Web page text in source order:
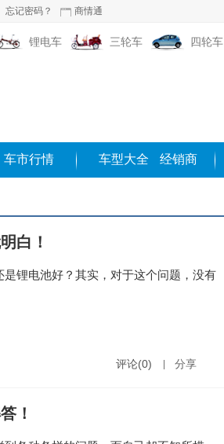
忘记密码？ 商情通
锂电车 三轮车 四轮车
车市行情 车型大全 经销商
白！
锂电池好？其实，对于这个问题，没有
评论(0) 分享
！